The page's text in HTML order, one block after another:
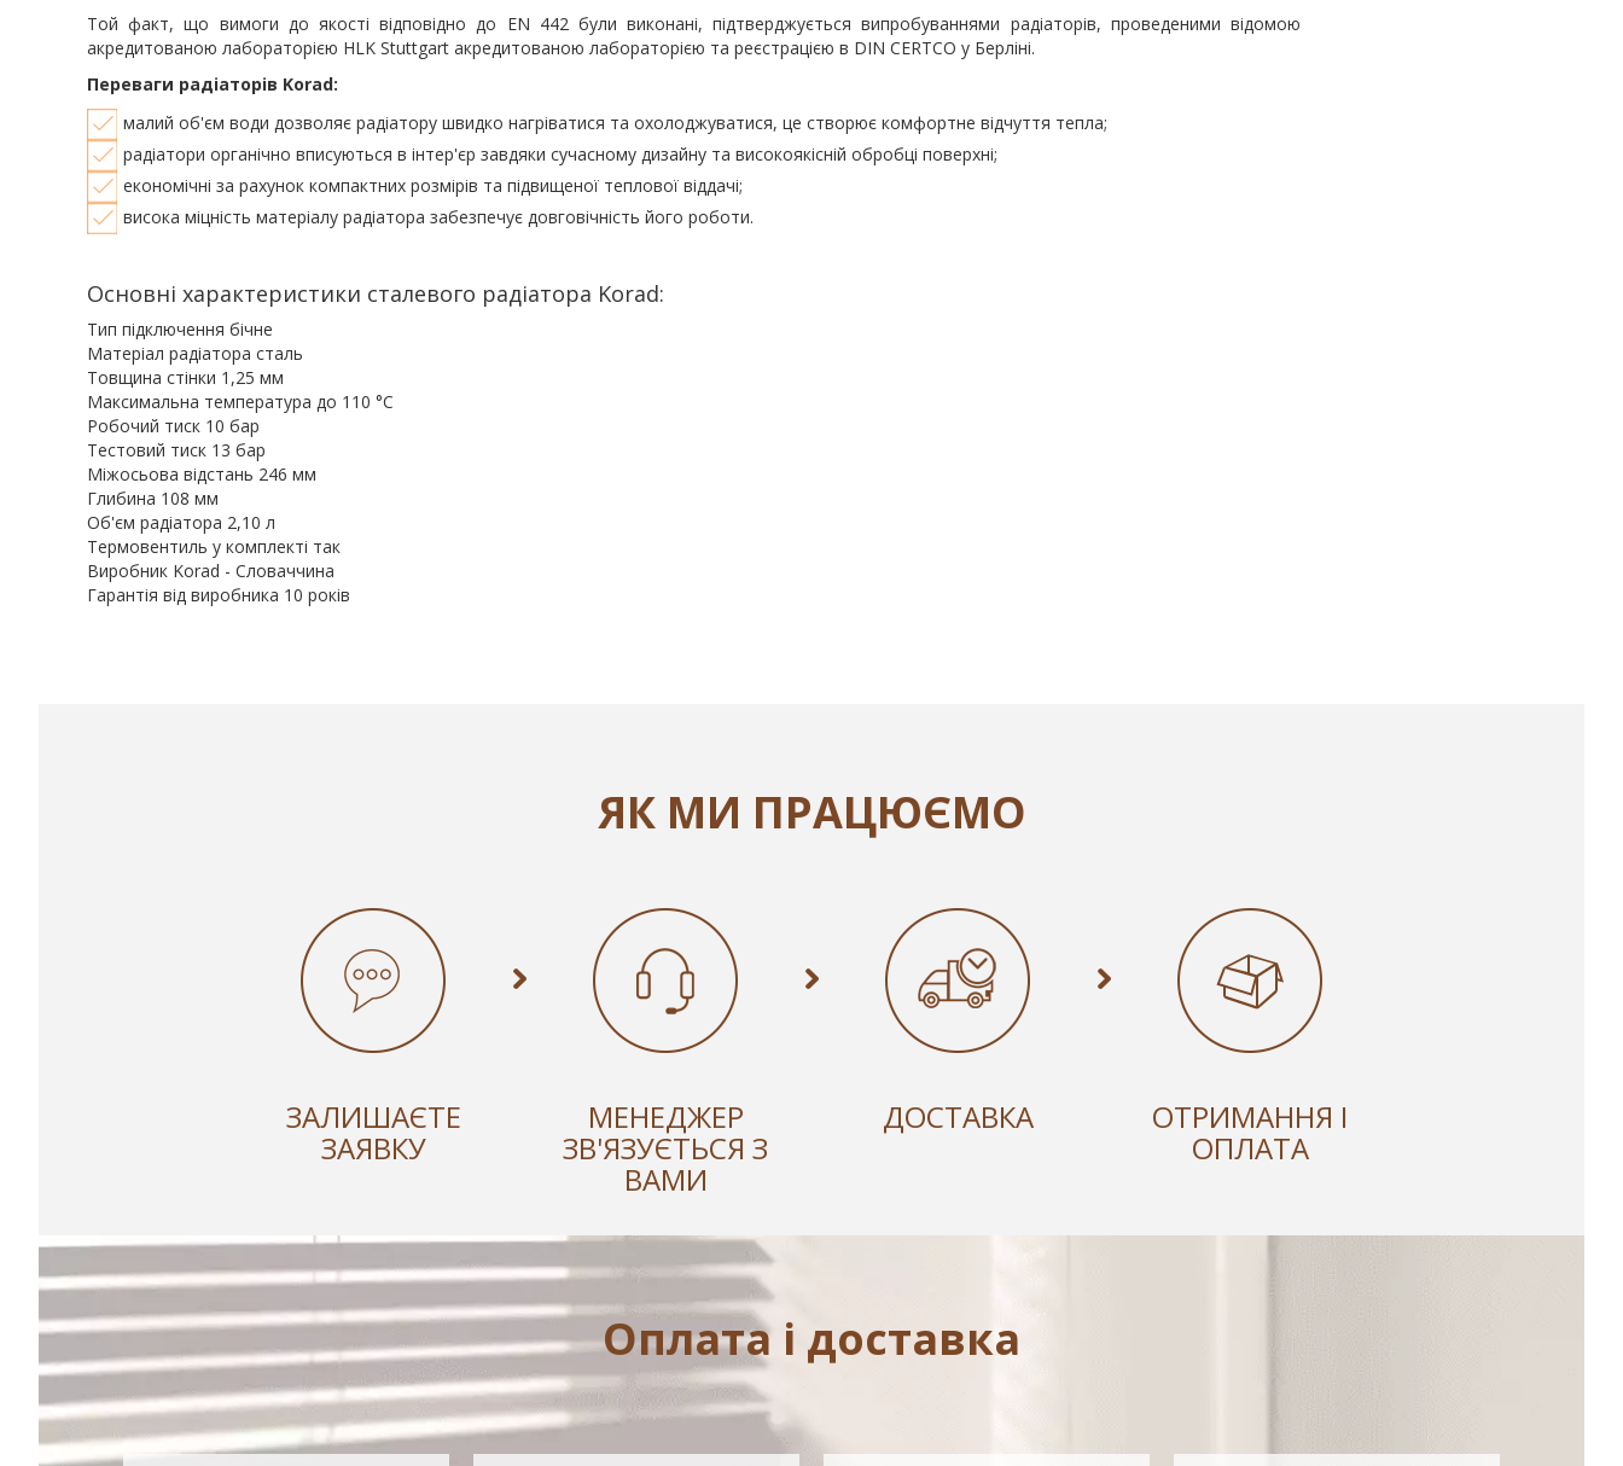
Той факт, що вимоги до якості відповідно до EN 442 були виконані, підтверджується випробуваннями радіаторів, проведеними відомою
акредитованою лабораторією HLK Stuttgart акредитованою лабораторією та реєстрацією в DIN CERTCO у Берліні.
Переваги радіаторів Korad:
малий об'єм води дозволяє радіатору швидко нагріватися та охолоджуватися, це створює комфортне відчуття тепла;
радіатори органічно вписуються в інтер'єр завдяки сучасному дизайну та високоякісній обробці поверхні;
економічні за рахунок компактних розмірів та підвищеної теплової віддачі;
висока міцність матеріалу радіатора забезпечує довговічність його роботи.
Основні характеристики сталевого радіатора Korad:
Тип підключення бічне
Матеріал радіатора сталь
Товщина стінки 1,25 мм
Максимальна температура до 110 °С
Робочий тиск 10 бар
Тестовий тиск 13 бар
Міжосьова відстань 246 мм
Глибина 108 мм
Об'єм радіатора 2,10 л
Термовентиль у комплекті так
Виробник Korad - Словаччина
Гарантія від виробника 10 років
ЯК МИ ПРАЦЮЄМО
ЗАЛИШАЄТЕ
ЗАЯВКУ
МЕНЕДЖЕР
ЗВ'ЯЗУЄТЬСЯ З
ВАМИ
ДОСТАВКА ОТРИМАННЯ І
ОПЛАТА
Оплата і доставка